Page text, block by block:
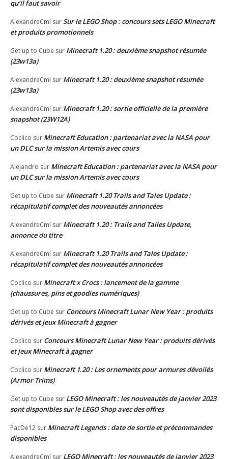
qu’il faut savoir
AlexandreCml surSur le LEGO Shop : concours sets LEGO Minecraft
et produits promotionnels
Get up to Cube sur Minecraft 1.20 : deuxième snapshot résumée
(23w13a)
AlexandreCml sur Minecraft 1.20 : deuxième snapshot résumée
(23w13a)
AlexandreCml sur Minecraft 1.20 : sortie officielle de la première
snapshot (23W12A)
Coclico sur Minecraft Education : partenariat avec la NASA pour
un DLC sur la mission Artemis avec cours
Alejandro sur Minecraft Education : partenariat avec la NASA pour
un DLC sur la mission Artemis avec cours
Get up to Cube sur Minecraft 1.20 Trails and Tales Update :
récapitulatif complet des nouveautés annoncées
AlexandreCml sur Minecraft 1.20 : Trails and Tailes Update,
annonce du titre
AlexandreCml sur Minecraft 1.20 Trails and Tales Update :
récapitulatif complet des nouveautés annoncées
Coclico sur Minecraft x Crocs : lancement de la gamme
(chaussures, pins et goodies numériques)
Get up to Cube sur Concours Minecraft Lunar New Year : produits
dérivés et jeux Minecraft à gagner
Coclico sur Concours Minecraft Lunar New Year : produits dérivés
et jeux Minecraft à gagner
Coclico sur Minecraft 1.20 : Les ornements pour armures dévoilés
(Armor Trims)
Get up to Cube sur LEGO Minecraft : les nouveautés de janvier 2023
sont disponibles sur le LEGO Shop avec des offres
PacDe12 sur Minecraft Legends : date de sortie et précommandes
disponibles
AlexandreCml sur LEGO Minecraft : les nouveautés de janvier 2023